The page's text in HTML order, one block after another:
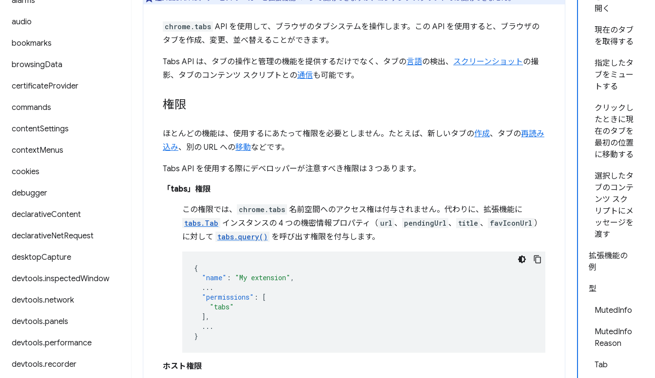
audio
bookmarks
browsingData
certificateProvider
commands
contentSettings
contextMenus
cookies
debugger
declarativeContent
declarativeNetRequest
desktopCapture
devtools.inspectedWindow
devtools.network
devtools.panels
devtools.performance
devtools.recorder
開く
現在のタブ
を取得する
指定したタ
ブをミュー
トする
クリックし
たときに現
在のタブを
最初の位置
に移動する
選択したタ
ブのコンテ
ンツ スク
リプトにメ
ッセージを
渡す
拡張機能の
例
型
MutedInfo
MutedInfo
Reason
Tab
chrome.tabs API を使用して、ブラウザのタブシステムを操作します。この API を使用すると、ブラウザの
タブを作成、変更、並べ替えることができます。
Tabs API は、タブの操作と管理の機能を提供するだけでなく、タブの言語の検出、 スクリーンショットの撮
影、タブのコンテンツ スクリプトとの通信も可能です。
権限
ほとんどの機能は、使用するにあたって権限を必要としません。たとえば、新しいタブの作成、タブの再読み
込み、別の URL への移動などです。
Tabs API を使用する際にデベロッパーが注意すべき権限は 3 つあります。
「tabs」権限
この権限では、 chrome.tabs 名前空間へのアクセス権は付与されません。代わりに、拡張機能に
tabs.Tab インスタンスの 4 つの機密情報プロパティ（ url 、 pendingUrl 、 title 、 favIconUrl ）
に対して tabs.query() を呼び出す権限を付与します。
{
"name" : "My extension" ,
...
"permissions" :
[
"tabs"
],
...
}
ホスト権限